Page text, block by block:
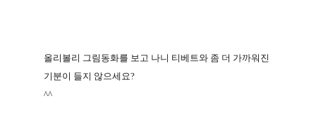
올리볼리 그림동화를 보고 나니 티베트와 좀 더 가까워진
기분이 들지 않으세요?
^^